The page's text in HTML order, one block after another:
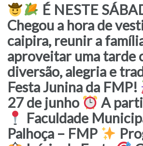
É NESTE
Chegou a hora de
caipira, reunir a
aproveitar uma tarde
diversão, alegria e
Festa Junina da FMP!
27 de junho
A
Faculdade
Palhoça – FMP